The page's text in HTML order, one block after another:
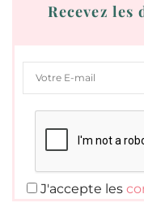
Recevez
J'accepte les